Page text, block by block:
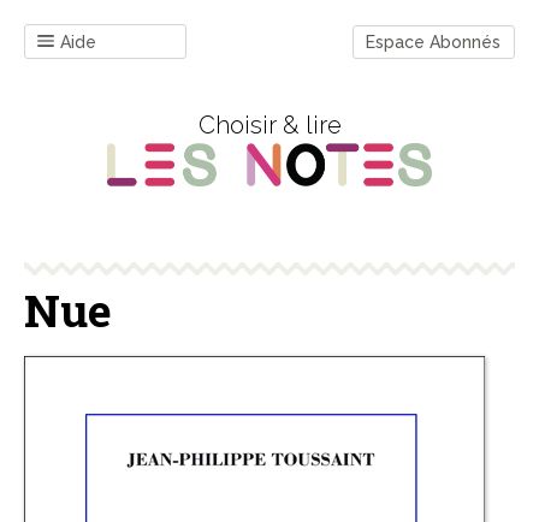
Aide Espace Abonnés
Choisir & lire
Nue